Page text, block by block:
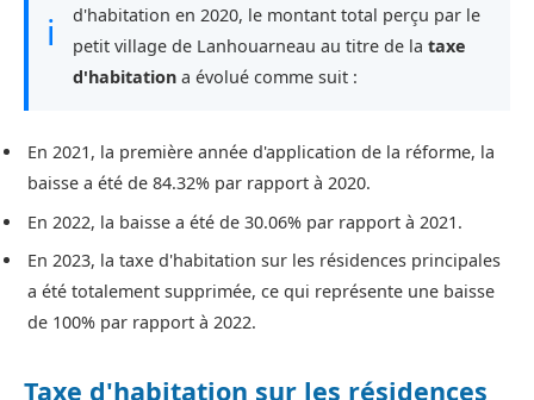
ℹ
d'habitation en 2020, le montant total perçu par le
petit village de Lanhouarneau au titre de la taxe
d'habitation a évolué comme suit :
En 2021, la première année d'application de la réforme, la
baisse a été de 84.32% par rapport à 2020.
En 2022, la baisse a été de 30.06% par rapport à 2021.
En 2023, la taxe d'habitation sur les résidences principales
a été totalement supprimée, ce qui représente une baisse
de 100% par rapport à 2022.
Taxe d'habitation sur les résidences